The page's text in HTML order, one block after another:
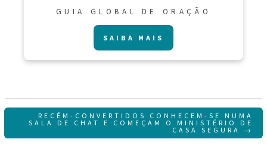
GUIA GLOBAL DE ORAÇÃO
SAIBA MAIS
RECÉM-CONVERTIDOS CONHECEM-SE NUMA
SALA DE CHAT E COMEÇAM O MINISTÉRIO DE
CASA SEGURA →